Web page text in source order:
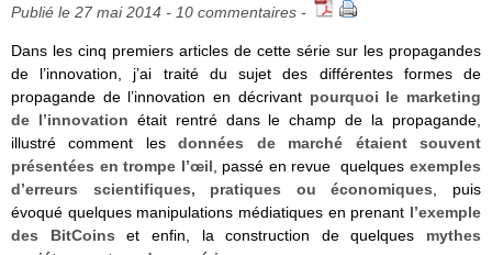
Publié le 27 mai 2014 - 10 commentaires -
Dans les cinq premiers articles de cette série sur les propagandes
de l’innovation, j’ai traité du sujet des différentes formes de
propagande de l’innovation en décrivant pourquoi le marketing
de l’innovation était rentré dans le champ de la propagande,
illustré comment lesdonnées de marché étaient souvent
présentées en trompe l’œil , passé en revue quelquesexemples
d’erreurs scientifiques, pratiques ou économiques , puis
évoqué quelques manipulations médiatiques en prenant l’exemple
des BitCoins et enfin, la construction de quelques mythes